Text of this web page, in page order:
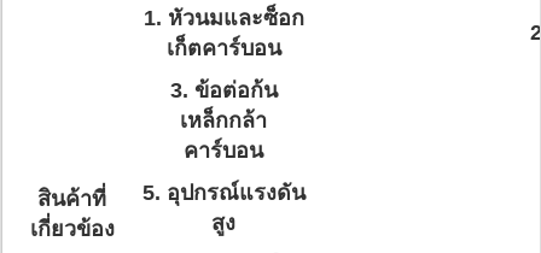
สินค้าที่
เกี่ยวข้อง
1. หัวนมและซ็อก
เก็ตคาร์บอน
3. ข้อต่อก้น
เหล็กกล้า
คาร์บอน
5. อุปกรณ์แรงดัน
สูง